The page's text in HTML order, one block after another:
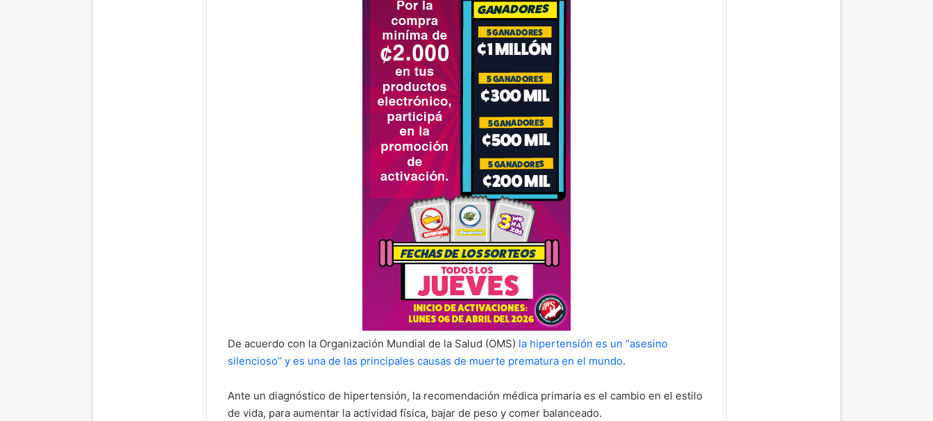
De acuerdo con la Organización Mundial de la Salud (OMS) la hipertensión es un “asesino
silencioso” y es una de las principales causas de muerte prematura en el mundo.
Ante un diagnóstico de hipertensión, la recomendación médica primaria es el cambio en el estilo
de vida, para aumentar la actividad física, bajar de peso y comer balanceado.